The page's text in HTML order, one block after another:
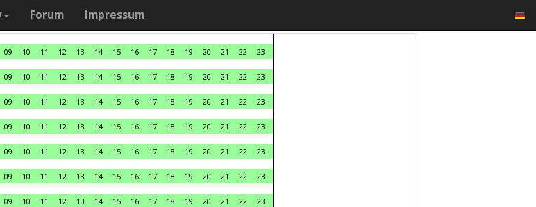
Forum Impressum
09 10 11 12 13 14 15 16 17 18 19 20 21 22
23
09 10 11 12 13 14 15 16 17 18 19 20 21 22
23
09 10 11 12 13 14 15 16 17 18 19 20 21 22
23
09 10 11 12 13 14 15 16 17 18 19 20 21 22
23
09 10 11 12 13 14 15 16 17 18 19 20 21 22
23
09 10 11 12 13 14 15 16 17 18 19 20 21 22
23
09 10 11 12 13 14 15 16 17 18 19 20 21 22
23